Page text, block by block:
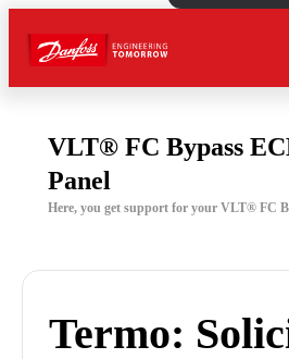
VLT® FC Bypass
Panel
Here, you get support for your VLT® FC
Termo: